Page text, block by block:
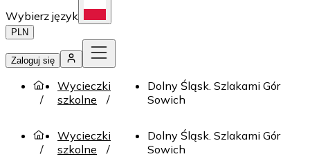
Wybierz język
PLN
Zaloguj się
Wycieczki
szkolne
Dolny Śląsk. Szlakami Gór
Sowich
Wycieczki
szkolne
Dolny Śląsk. Szlakami Gór
Sowich